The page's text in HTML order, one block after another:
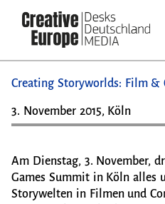
zum
Inhalt
Suche
Creating Storyworlds: Film &
3. November 2015, Köln
Am Dienstag, 3. November,
Games Summit in Köln alles
Storywelten in Filmen und